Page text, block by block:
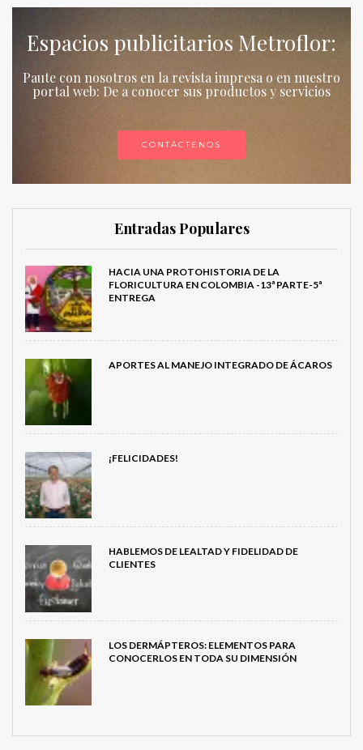
Espacios publicitarios Metroflor:
Paute con nosotros en la revista impresa o en nuestro
portal web: De a conocer sus productos y servicios
CONTÁCTENOS
Entradas Populares
HACIA UNA PROTOHISTORIA DE LA
FLORICULTURA EN COLOMBIA -13ª PARTE-5ª
ENTREGA
APORTES AL MANEJO INTEGRADO DE ÁCAROS
¡FELICIDADES!
HABLEMOS DE LEALTAD Y FIDELIDAD DE
CLIENTES
LOS DERMÁPTEROS: ELEMENTOS PARA
CONOCERLOS EN TODA SU DIMENSIÓN